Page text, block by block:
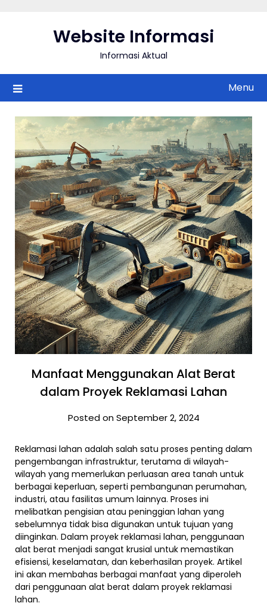
Website Informasi
Informasi Aktual
Menu
Manfaat Menggunakan Alat Berat
dalam Proyek Reklamasi Lahan
Posted on September 2, 2024
Reklamasi lahan adalah salah satu proses penting dalam
pengembangan infrastruktur, terutama di wilayah-
wilayah yang memerlukan perluasan area tanah untuk
berbagai keperluan, seperti pembangunan perumahan,
industri, atau fasilitas umum lainnya. Proses ini
melibatkan pengisian atau peninggian lahan yang
sebelumnya tidak bisa digunakan untuk tujuan yang
diinginkan. Dalam proyek reklamasi lahan, penggunaan
alat berat menjadi sangat krusial untuk memastikan
efisiensi, keselamatan, dan keberhasilan proyek. Artikel
ini akan membahas berbagai manfaat yang diperoleh
dari penggunaan alat berat dalam proyek reklamasi
lahan.